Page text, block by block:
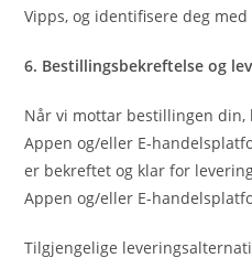
Vipps, og identifisere deg
6. Bestillingsbekreftelse og
Når vi mottar bestillingen
Appen og/eller E-
er bekreftet og klar for
Appen og/eller E-
Tilgjengelige